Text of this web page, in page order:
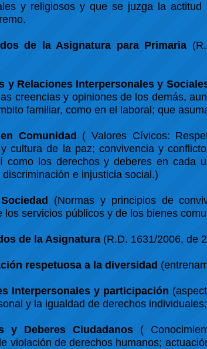
y religiosos y que se juzga la
de la Asignatura para Primaria
y Relaciones Interpersonales y
creencias y opiniones de los demás,
familiar, como en el laboral; que
Comunidad
( Valores Cívicos:
cultura de la paz; convivencia y
como los derechos y deberes en cada
e injusticia social.)
(Normas y principios de
los servicios públicos y de los bienes
de la Asignatura (R.D. 1631/2006, de
respetuosa a la diversidad
Interpersonales y participación
y la igualdad de derechos
y Deberes Ciudadanos(
violación de derechos humanos;